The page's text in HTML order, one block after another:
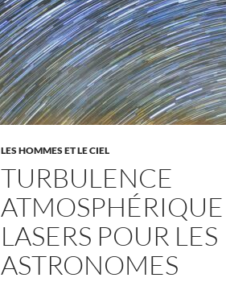
LES HOMMES ET LE CIEL
TURBULENCE
ATMOSPHÉRIQUE
LASERS POUR LES
ASTRONOMES